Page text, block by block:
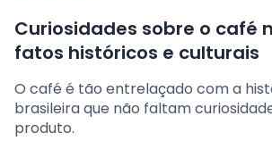
Curiosidades sobre o café
fatos históricos e culturais
O café é tão entrelaçado com a
brasileira que não faltam
produto.